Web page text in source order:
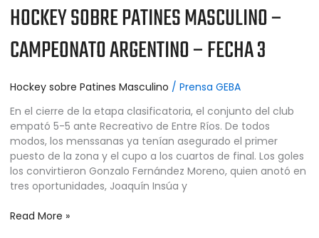
HOCKEY SOBRE PATINES MASCULINO –
CAMPEONATO ARGENTINO – FECHA 3
Hockey sobre Patines Masculino / Prensa GEBA
En el cierre de la etapa clasificatoria, el conjunto del club
empató 5-5 ante Recreativo de Entre Ríos. De todos
modos, los menssanas ya tenían asegurado el primer
puesto de la zona y el cupo a los cuartos de final. Los goles
los convirtieron Gonzalo Fernández Moreno, quien anotó en
tres oportunidades, Joaquín Insúa y
Read More »